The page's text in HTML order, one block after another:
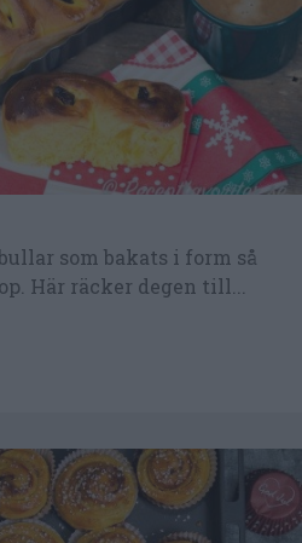
som bakats i form så
Här räcker degen till...